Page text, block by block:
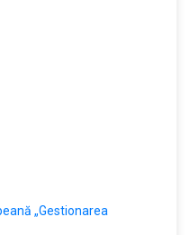
„Gestionarea